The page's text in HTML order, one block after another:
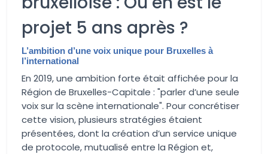
projet 5 ans après ?
L’ambition d’une voix unique pour Bruxelles à
l’international
En 2019, une ambition forte était affichée pour la
Région de Bruxelles-Capitale : "parler d’une seule
voix sur la scène internationale". Pour concrétiser
cette vision, plusieurs stratégies étaient
présentées, dont la création d’un service unique
de protocole, mutualisé entre la Région et,